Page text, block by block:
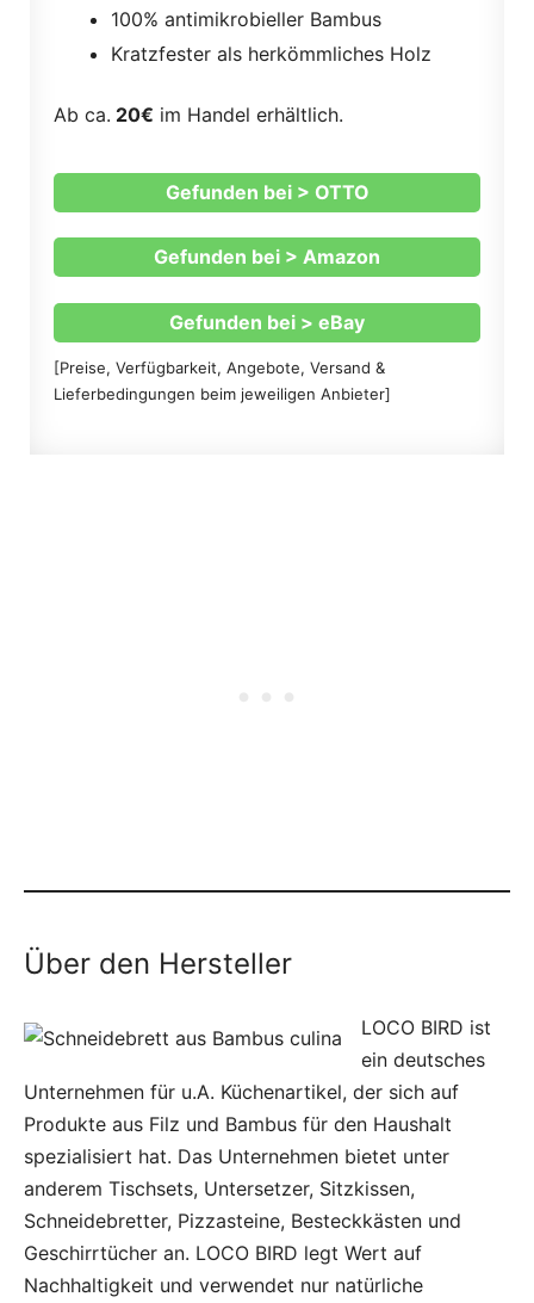
100% antimikrobieller Bambus
Kratzfester als herkömmliches Holz
Ab ca. 20€ im Handel erhältlich.
Gefunden bei > OTTO
Gefunden bei > Amazon
Gefunden bei > eBay
[Preise, Verfügbarkeit, Angebote, Versand &
Lieferbedingungen beim jeweiligen Anbieter]
Über den Hersteller
LOCO BIRD ist
ein deutsches
Unternehmen für u.A. Küchenartikel, der sich auf
Produkte aus Filz und Bambus für den Haushalt
spezialisiert hat. Das Unternehmen bietet unter
anderem Tischsets, Untersetzer, Sitzkissen,
Schneidebretter, Pizzasteine, Besteckkästen und
Geschirrtücher an. LOCO BIRD legt Wert auf
Nachhaltigkeit und verwendet nur natürliche